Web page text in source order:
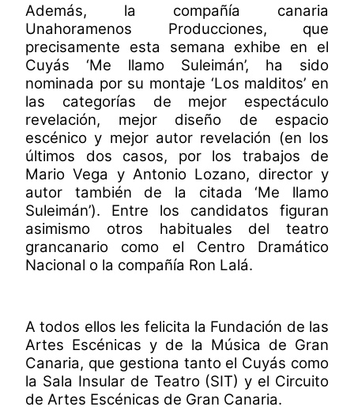
Además, la compañía canaria
Unahoramenos Producciones, que
precisamente esta semana exhibe en el
Cuyás ‘Me llamo Suleimán’, ha sido
nominada por su montaje ‘Los malditos’ en
las categorías de mejor espectáculo
revelación, mejor diseño de espacio
escénico y mejor autor revelación (en los
últimos dos casos, por los trabajos de
Mario Vega y Antonio Lozano, director y
autor también de la citada ‘Me llamo
Suleimán’). Entre los candidatos figuran
asimismo otros habituales del teatro
grancanario como el Centro Dramático
Nacional o la compañía Ron Lalá.
A todos ellos les felicita la Fundación de las
Artes Escénicas y de la Música de Gran
Canaria, que gestiona tanto el Cuyás como
la Sala Insular de Teatro (SIT) y el Circuito
de Artes Escénicas de Gran Canaria.